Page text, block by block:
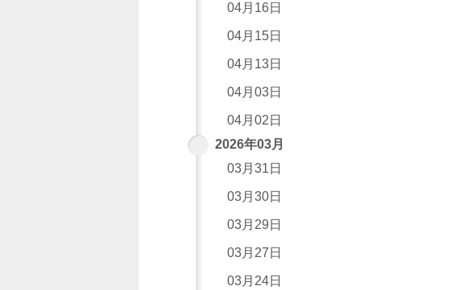
04月16日
04月15日
04月13日
04月03日
04月02日
2026年03月
03月31日
03月30日
03月29日
03月27日
03月24日